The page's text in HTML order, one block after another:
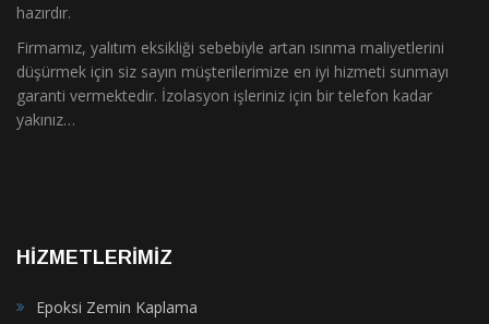
hazırdır.
Firmamız, yalıtım eksikliği sebebiyle artan ısınma maliyetlerini
düşürmek için siz sayın müşterilerimize en iyi hizmeti sunmayı
garanti vermektedir. İzolasyon işleriniz için bir telefon kadar
yakınız…
HIZMETLERIMIZ
Epoksi Zemin Kaplama